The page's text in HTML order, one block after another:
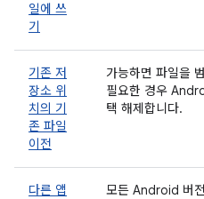
일에 쓰
기
기존 저
장소 위
치의 기
존 파일
이전
가능하면 파일을
필요한 경우
택 해제합니다.
다른 앱
모든 Android 버